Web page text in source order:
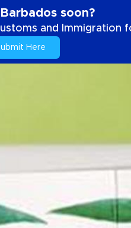
soon?
and Immigration
Here